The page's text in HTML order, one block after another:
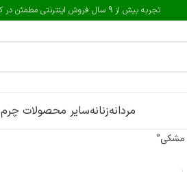
تجربه بیش از 9 سال فروش اینترنتی مطمئن در کنار شما
مردانهزنانهسایر محصولات چرم
مشکی”